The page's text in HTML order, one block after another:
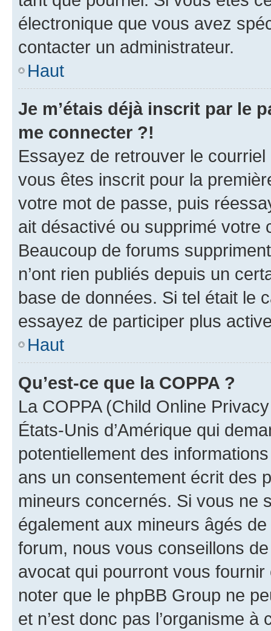
électronique que vous avez
contacter un administrateur.
Haut
Je m’étais déjà inscrit par le
me connecter ?!
Essayez de retrouver le
vous êtes inscrit pour la
votre mot de passe, puis
ait désactivé ou supprimé votre
Beaucoup de forums
n’ont rien publiés depuis un
base de données. Si tel était le
essayez de participer plus
Haut
Qu’est-ce que la COPPA ?
La COPPA (Child Online
États-Unis d’Amérique qui
potentiellement des
ans un consentement écrit des
mineurs concernés. Si vous ne
également aux mineurs âgés
forum, nous vous conseillons
avocat qui pourront vous
noter que le phpBB Group ne
et n’est donc pas l’organisme